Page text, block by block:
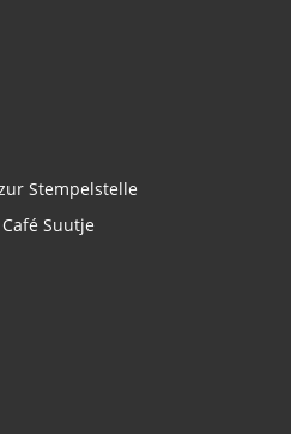
Stempelstelle
Suutje